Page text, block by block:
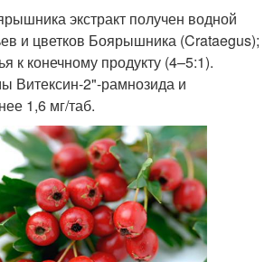
экстракт получен водной
и цветков Боярышника (Crataegus);
к конечному продукту (4–5:1).
Витексин-2"-рамнозида и
1,6 мг/таб.